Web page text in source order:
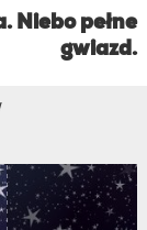
Niebo pełne
gwiazd.